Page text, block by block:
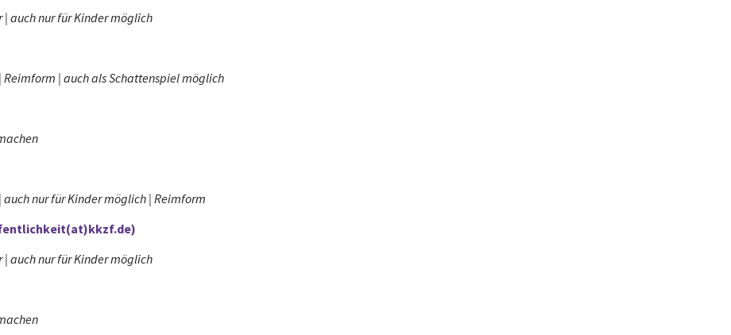
| auch nur für Kinder möglich
Reimform | auch als Schattenspiel möglich
auch nur für Kinder möglich | Reimform
| auch nur für Kinder möglich